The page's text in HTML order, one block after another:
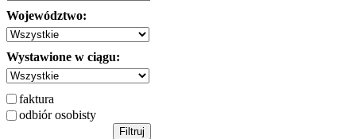
Województwo:
Wystawione w ciągu:
faktura
odbiór osobisty